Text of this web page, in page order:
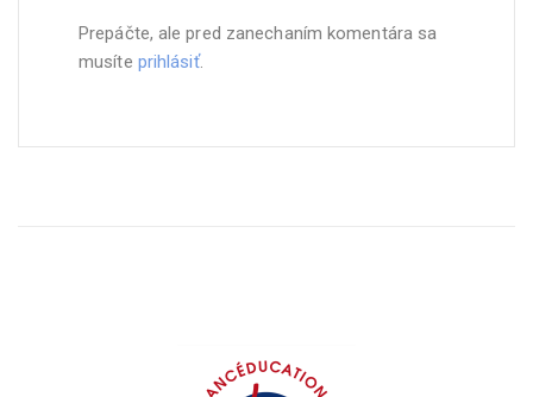
Prepáčte, ale pred zanechaním komentára sa
musíte prihlásiť.